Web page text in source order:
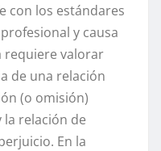
con los estándares
y causa
requiere valorar
de una relación
(o omisión)
relación de
En la